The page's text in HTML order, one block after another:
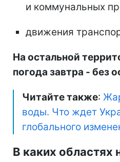
и коммунальных
движения
На остальной
погода завтра - без
Читайте также:
воды. Что ждет
глобального
В каких областях